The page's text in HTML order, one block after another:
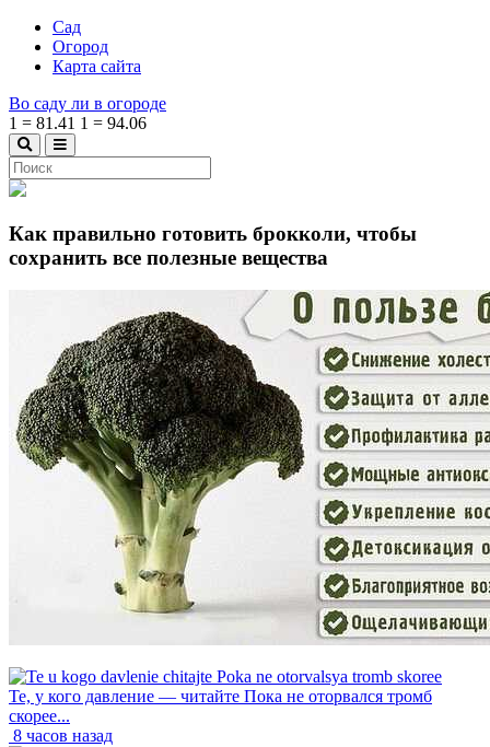
Сад
Огород
Карта сайта
Во саду ли в огороде
1 = 81.41 1 = 94.06
Как правильно готовить брокколи, чтобы
сохранить все полезные вещества
Те, у кого давление — читайте Пока не оторвался тромб
скорее...
8 часов назад